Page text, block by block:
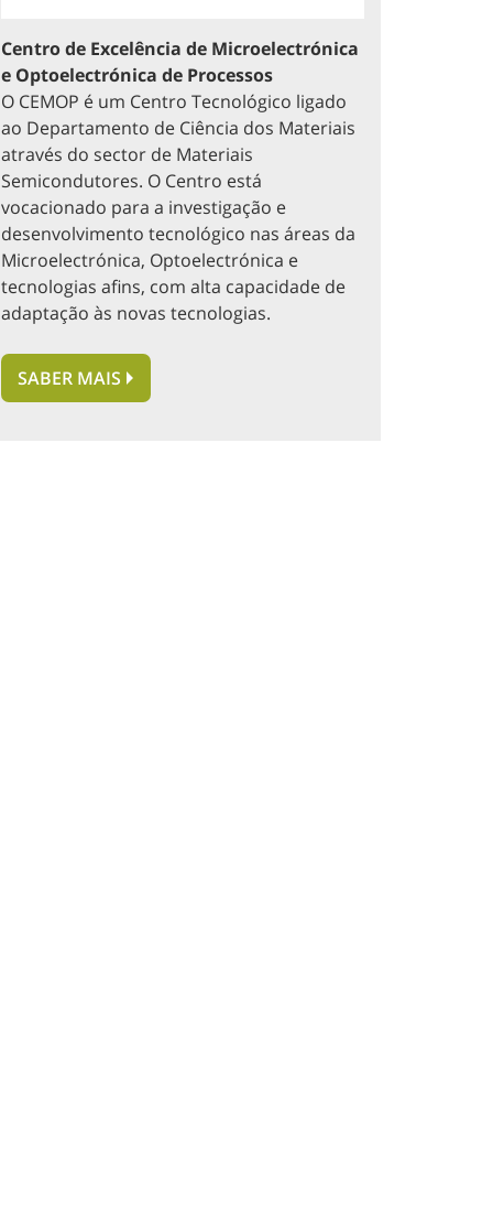
Centro de Excelência de Microelectrónica
e Optoelectrónica de Processos
O CEMOP é um Centro Tecnológico ligado
ao Departamento de Ciência dos Materiais
através do sector de Materiais
Semicondutores. O Centro está
vocacionado para a investigação e
desenvolvimento tecnológico nas áreas da
Microelectrónica, Optoelectrónica e
tecnologias afins, com alta capacidade de
adaptação às novas tecnologias.
SABER MAIS